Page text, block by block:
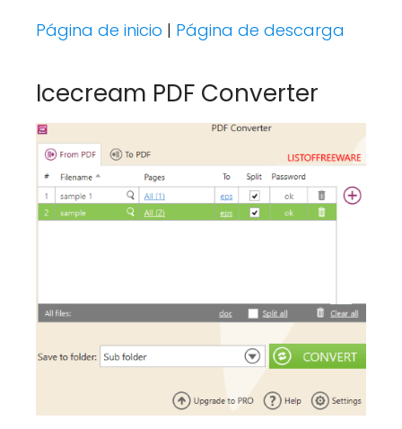
Página de inicio | Página de descarga
Icecream PDF Converter